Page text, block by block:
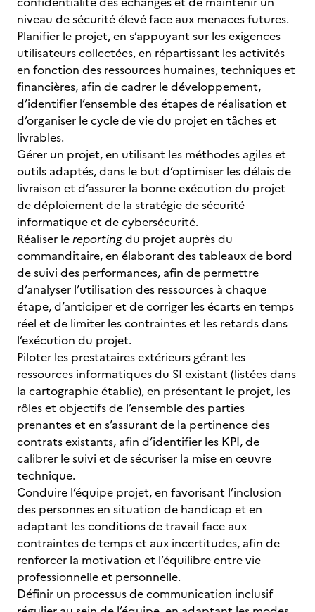
niveau de sécurité élevé face aux menaces futures.
Planifier le projet, en s’appuyant sur les exigences
utilisateurs collectées, en répartissant les activités
en fonction des ressources humaines, techniques et
financières, afin de cadrer le développement,
d’identifier l’ensemble des étapes de réalisation et
d’organiser le cycle de vie du projet en tâches et
livrables.
Gérer un projet, en utilisant les méthodes agiles et
outils adaptés, dans le but d’optimiser les délais de
livraison et d’assurer la bonne exécution du projet
de déploiement de la stratégie de sécurité
informatique et de cybersécurité.
Réaliser lereportingdu projet auprès du
commanditaire, en élaborant des tableaux de bord
de suivi des performances, afin de permettre
d’analyser l’utilisation des ressources à chaque
étape, d’anticiper et de corriger les écarts en temps
réel et de limiter les contraintes et les retards dans
l’exécution du projet.
Piloter les prestataires extérieurs gérant les
ressources informatiques du SI existant (listées dans
la cartographie établie), en présentant le projet, les
rôles et objectifs de l’ensemble des parties
prenantes et en s’assurant de la pertinence des
contrats existants, afin d’identifier les KPI, de
calibrer le suivi et de sécuriser la mise en œuvre
technique.
Conduire l’équipe projet, en favorisant l’inclusion
des personnes en situation de handicap et en
adaptant les conditions de travail face aux
contraintes de temps et aux incertitudes, afin de
renforcer la motivation et l’équilibre entre vie
professionnelle et personnelle.
Définir un processus de communication inclusif